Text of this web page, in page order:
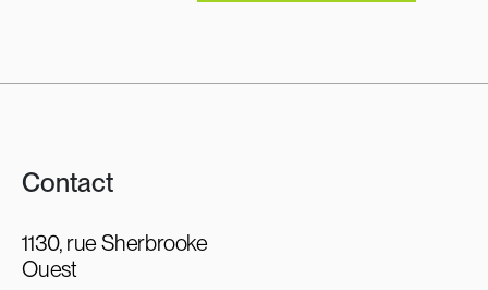
Contact
1130, rue Sherbrooke
Ouest